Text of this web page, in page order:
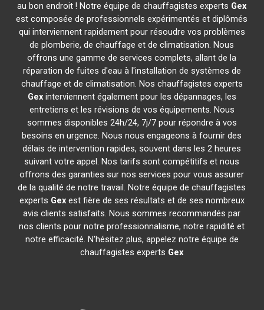
au bon endroit ! Notre équipe de chauffagistes experts Gex
est composée de professionnels expérimentés et diplômés
qui interviennent rapidement pour résoudre vos problèmes
de plomberie, de chauffage et de climatisation. Nous
offrons une gamme de services complets, allant de la
réparation de fuites d'eau à l'installation de systèmes de
chauffage et de climatisation. Nos chauffagistes experts
Gexinterviennent également pour les dépannages, les
entretiens et les révisions de vos équipements. Nous
sommes disponibles 24h/24, 7j/7 pour répondre à vos
besoins en urgence. Nous nous engageons à fournir des
délais de intervention rapides, souvent dans les 2 heures
suivant votre appel. Nos tarifs sont compétitifs et nous
offrons des garanties sur nos services pour vous assurer
de la qualité de notre travail. Notre équipe de chauffagistes
experts Gexest fière de ses résultats et de ses nombreux
avis clients satisfaits. Nous sommes recommandés par
nos clients pour notre professionnalisme, notre rapidité et
notre efficacité. N'hésitez plus, appelez notre équipe de
chauffagistes experts Gex